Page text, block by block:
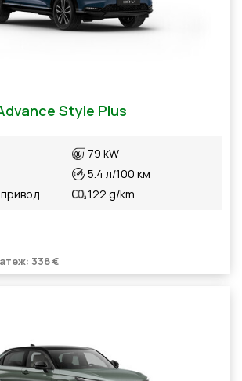
Style Plus
79 kW
5.4 л/100 км
122 g/km
338 €